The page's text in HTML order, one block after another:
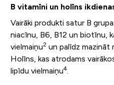
B vitamīni un holīns
Vairāki produkti satur B
niacīnu, B6, B12 un biotīnu,
vielmaiņu2un palīdz mazināt
Holīns, kas atrodams
lipīdu vielmaiņu4.